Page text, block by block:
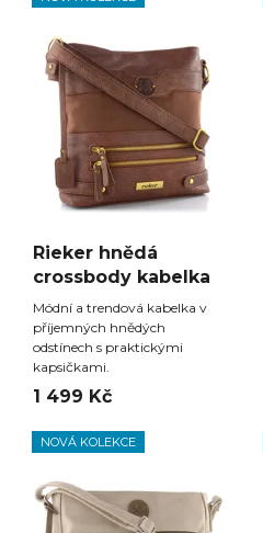
Rieker hnědá
crossbody kabelka
Módní a trendová kabelka v
příjemných hnědých
odstínech s praktickými
kapsičkami.
1 499 Kč
NOVÁ KOLEKCE